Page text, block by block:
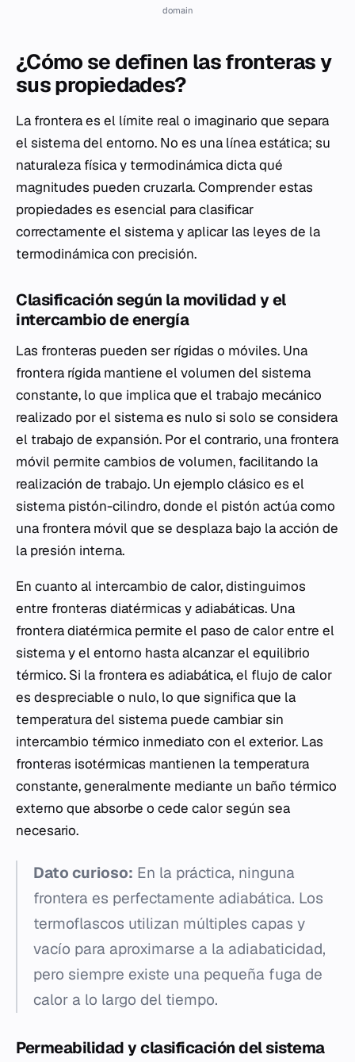
domain
¿Cómo se definen las fronteras y
sus propiedades?
La frontera es el límite real o imaginario que separa
el sistema del entorno. No es una línea estática; su
naturaleza física y termodinámica dicta qué
magnitudes pueden cruzarla. Comprender estas
propiedades es esencial para clasificar
correctamente el sistema y aplicar las leyes de la
termodinámica con precisión.
Clasificación según la movilidad y el
intercambio de energía
Las fronteras pueden ser rígidas o móviles. Una
frontera rígida mantiene el volumen del sistema
constante, lo que implica que el trabajo mecánico
realizado por el sistema es nulo si solo se considera
el trabajo de expansión. Por el contrario, una frontera
móvil permite cambios de volumen, facilitando la
realización de trabajo. Un ejemplo clásico es el
sistema pistón-cilindro, donde el pistón actúa como
una frontera móvil que se desplaza bajo la acción de
la presión interna.
En cuanto al intercambio de calor, distinguimos
entre fronteras diatérmicas y adiabáticas. Una
frontera diatérmica permite el paso de calor entre el
sistema y el entorno hasta alcanzar el equilibrio
térmico. Si la frontera es adiabática, el flujo de calor
es despreciable o nulo, lo que significa que la
temperatura del sistema puede cambiar sin
intercambio térmico inmediato con el exterior. Las
fronteras isotérmicas mantienen la temperatura
constante, generalmente mediante un baño térmico
externo que absorbe o cede calor según sea
necesario.
Dato curioso: En la práctica, ninguna
frontera es perfectamente adiabática. Los
termoflascos utilizan múltiples capas y
vacío para aproximarse a la adiabaticidad,
pero siempre existe una pequeña fuga de
calor a lo largo del tiempo.
Permeabilidad y clasificación del sistema